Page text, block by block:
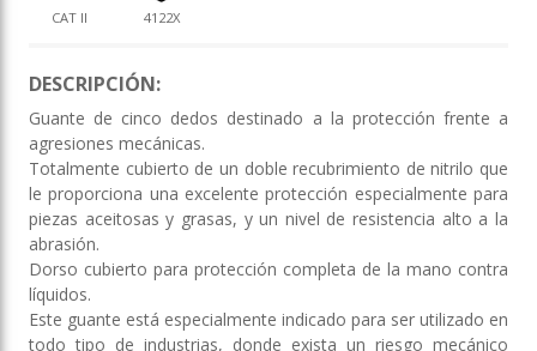
CAT II 4122X
DESCRIPCIÓN:
Guante de cinco dedos destinado a la protección frente a
agresiones mecánicas.
Totalmente cubierto de un doble recubrimiento de nitrilo que
le proporciona una excelente protección especialmente para
piezas aceitosas y grasas, y un nivel de resistencia alto a la
abrasión.
Dorso cubierto para protección completa de la mano contra
líquidos.
Este guante está especialmente indicado para ser utilizado en
todo tipo de industrias, donde exista un riesgo mecánico